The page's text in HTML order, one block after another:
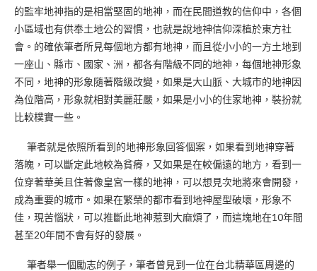
的監牢地神指的是相當堅固的地神，而在民間道教的信仰中，各個
小區域也有供奉土地公的習慣，也就是說地神信仰深植於東方社
會。的確依筆者所見每個地方都有地神，而且從小小的一方土地到
一座山、縣市、國家、洲，都各有階級不同的地神，每個地神形象
不同，地神的形象隨著階級改變，如果是大山脈、大城市的地神因
為位階高，形象就相對美麗莊嚴，如果是小小的住家地神，裝扮就
比較樸實一些。
筆者就是依照所看到的地神形象回答個案，如果看到地神穿著
落魄，可以斷定此地較為貧瘠，又如果是在較偏遠的地方，看到一
位穿著華美且住著像皇宮一樣的地神，可以想見次地將來會開發，
成為重要的城市。如果在繁榮的都市看到地神屋型破壞，形象不
佳，現苦惱狀，可以推斷此地神惹到大麻煩了，而這塊地在10年間
甚至20年間不會有好的發展。
筆者舉一個勵志的例子，筆者曾見到一位在台北精華區周邊的